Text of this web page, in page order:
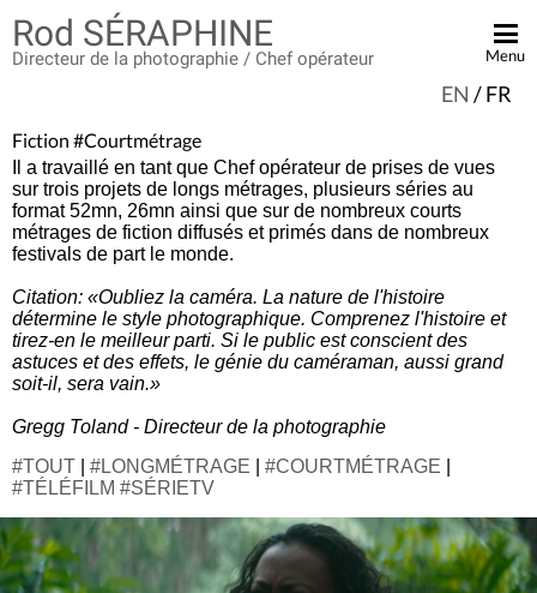
Rod SÉRAPHINE
Directeur de la photographie / Chef opérateur
EN /FR
Menu
BANDE DÉMO
FICTION
PUBLICITÉ
CLIP VIDÉO
DOCUMENTAIRE
EN TOURNAGE
CONTACT
Fiction #Courtmétrage
Il a travaillé en tant que Chef opérateur de prises de vues
sur trois projets de longs métrages, plusieurs séries au
format 52mn, 26mn ainsi que sur de nombreux courts
métrages de fiction diffusés et primés dans de nombreux
festivals de part le monde.
Citation: «Oubliez la caméra. La nature de l'histoire
détermine le style photographique. Comprenez l'histoire et
tirez-en le meilleur parti. Si le public est conscient des
astuces et des effets, le génie du caméraman, aussi grand
soit-il, sera vain.»
Gregg Toland - Directeur de la photographie
#TOUT
#LONGMÉTRAGE #COURTMÉTRAGE
#TÉLÉFILM #SÉRIETV